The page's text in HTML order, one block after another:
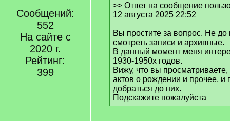
Сообщений:
552
На сайте с
2020 г.
Рейтинг:
399
[
q
>> Ответ на сообщение
12 августа 2025 22:52
Вы простите за вопрос. Не до
смотреть записи и архивные.
В данный момент меня
1930-1950х годов.
Вижу, что вы просматриваете,
актов о рождении и прочее, и
добраться до них.
Подскажите пожалуйста
[